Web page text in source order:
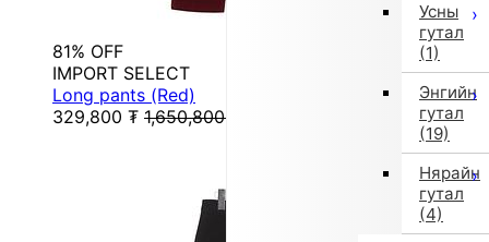
Усны
гутал
(1)
Энгийн
гутал
(19)
Нярайн
гутал
(4)
81% OFF
IMPORT SELECT
Long pants (Red)
329,800 ₮ 1,650,800